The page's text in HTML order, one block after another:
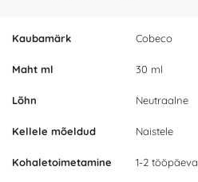
Kaubamärk Cobeco
Maht ml 30 ml
Lõhn Neutraalne
Kellele mõeldud Naistele
Kohaletoimetamine 1-2 tööpäeva